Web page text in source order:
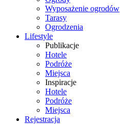
Wyposażenie ogrodów
Tarasy
Ogrodzenia
Lifestyle
Publikacje
Hotele
Podróże
Miejsca
Inspiracje
Hotele
Podróże
Miejsca
Rejestracja